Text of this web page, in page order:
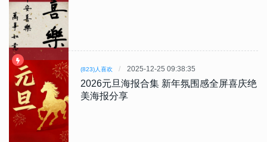
(823)人喜欢 2025-12-25 09:38:35
2026元旦海报合集 新年氛围感全屏喜庆绝
美海报分享